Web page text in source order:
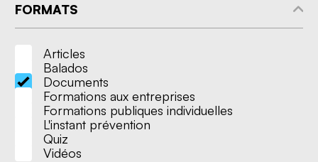
Nous joindre
FORMATS
Articles
Balados
Documents
Formations aux entreprises
Formations publiques individuelles
L'instant prévention
Quiz
Vidéos